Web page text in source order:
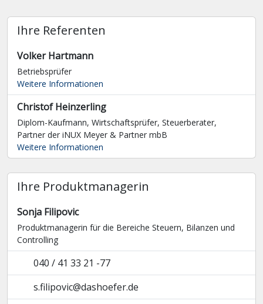
Ihre Referenten
Volker Hartmann
Betriebsprüfer
Weitere Informationen
Christof Heinzerling
Diplom-Kaufmann, Wirtschaftsprüfer, Steuerberater,
Partner der iNUX Meyer & Partner mbB
Weitere Informationen
Ihre Produktmanagerin
Sonja Filipovic
Produktmanagerin für die Bereiche Steuern, Bilanzen und
Controlling
040 / 41 33 21 -77
s.filipovic@dashoefer.de